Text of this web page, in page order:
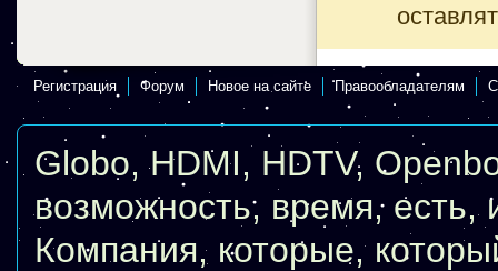
Регистрация Форум Новое на сайте Правообладателям
Globo,HDMI, HDTV,
возможность, время, есть,
Компания, которые,